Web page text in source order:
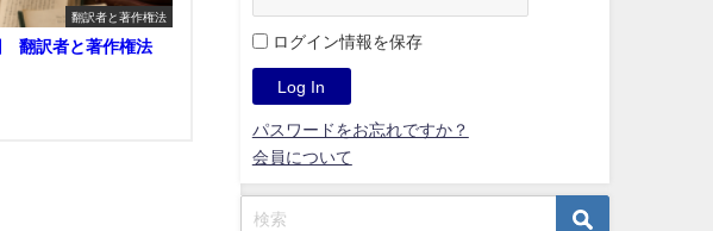
翻訳者と著作権法
翻訳者と著作権法 ログイン情報を保存
パスワードをお忘れですか？
会員について